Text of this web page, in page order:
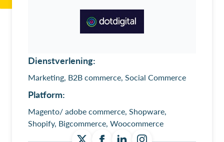
Dienstverlening:
Marketing, B2B commerce, Social Commerce
Platform:
Magento/ adobe commerce, Shopware,
Shopify, Bigcommerce, Woocommerce